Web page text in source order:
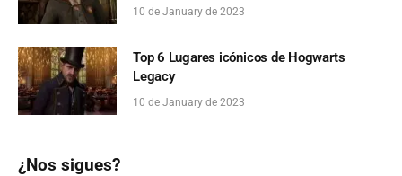
10 de January de 2023
Top 6 Lugares icónicos de Hogwarts
Legacy
10 de January de 2023
¿Nos sigues?